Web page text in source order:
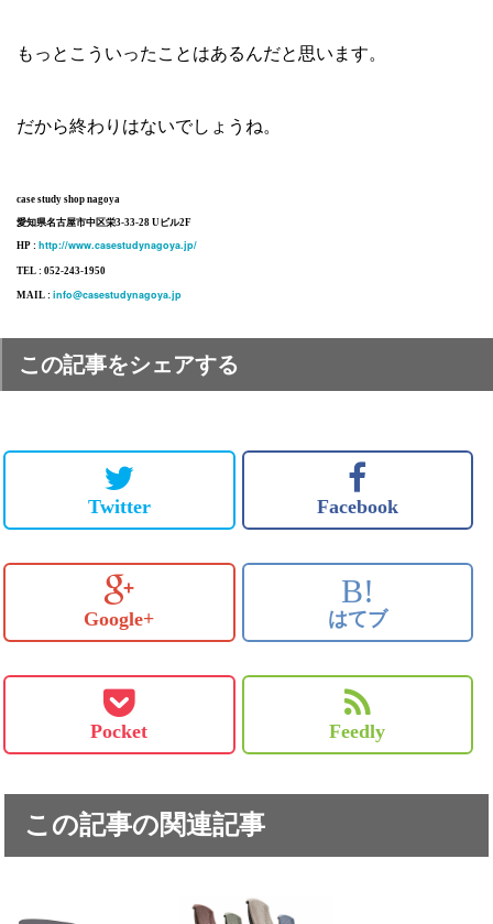
もっとこういったことはあるんだと思います。
だから終わりはないでしょうね。
case study shop nagoya
愛知県名古屋市中区栄3-33-28 Uビル2F
HP : http://www.casestudynagoya.jp/
TEL : 052-243-1950
MAIL : info@casestudynagoya.jp
この記事をシェアする
Twitter Facebook
Google+
B!
はてブ
Pocket Feedly
この記事の関連記事